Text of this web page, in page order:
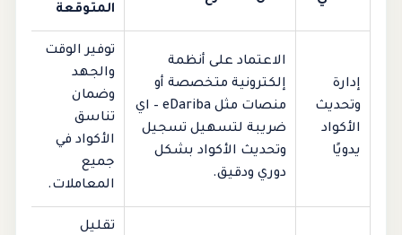
المتوقعة
إدارة
وتحديث
الأكواد
يدويًا
الاعتماد على أنظمة
إلكترونية متخصصة أو
منصات مثل eDariba – اي
ضريبة لتسهيل تسجيل
وتحديث الأكواد بشكل
دوري ودقيق.
توفير الوقت
والجهد
وضمان
تناسق
الأكواد في
جميع
المعاملات.
تقليل